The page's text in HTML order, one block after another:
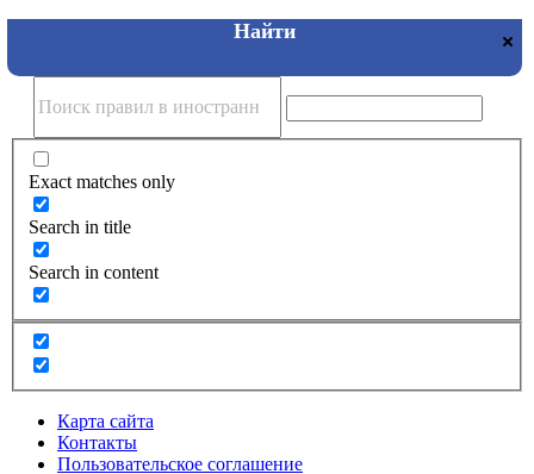
Exact matches only
Search in title
Search in content
Карта сайта
Контакты
Пользовательское соглашение